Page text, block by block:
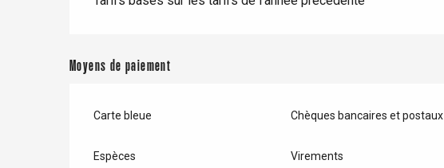
Moyens de paiement
Carte bleue Chèques bancaires et postaux
Espèces Virements